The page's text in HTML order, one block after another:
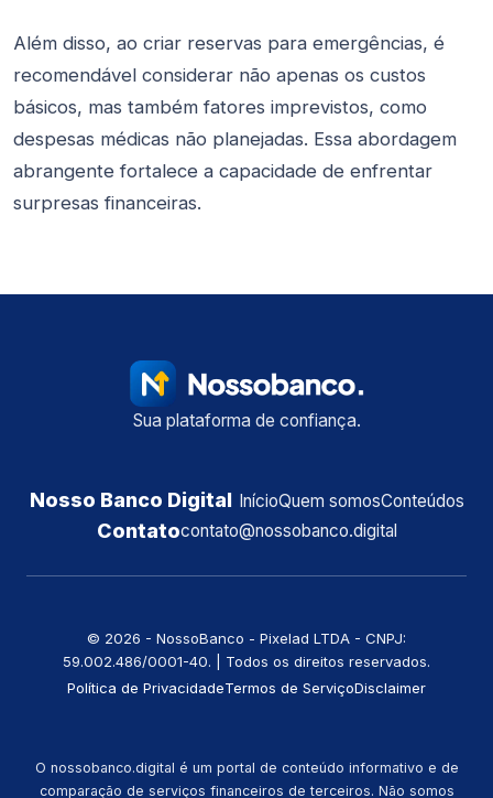
Além disso, ao criar reservas para emergências, é
recomendável considerar não apenas os custos
básicos, mas também fatores imprevistos, como
despesas médicas não planejadas. Essa abordagem
abrangente fortalece a capacidade de enfrentar
surpresas financeiras.
Sua plataforma de confiança.
Nosso Banco Digital InícioQuem somosConteúdos
Contatocontato@nossobanco.digital
©️ 2026 - NossoBanco - Pixelad LTDA - CNPJ:
59.002.486/0001-40. | Todos os direitos reservados.
Política de PrivacidadeTermos de ServiçoDisclaimer
O nossobanco.digital é um portal de conteúdo informativo e de
comparação de serviços financeiros de terceiros. Não somos